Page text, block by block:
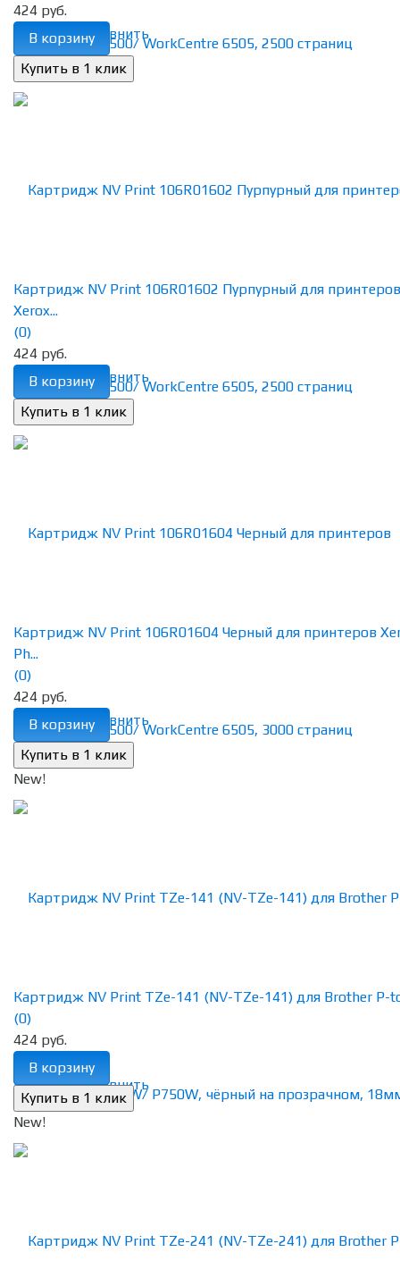
избранное сравнить
424 руб.
В корзину
избранное сравнить
Картридж NV Print 106R01602 Пурпурный для принтеров
Xerox...
(0)
424 руб.
В корзину
избранное сравнить
Картридж NV Print 106R01604 Черный для принтеров
Ph...
(0)
424 руб.
В корзину
New!
избранное сравнить
Картридж NV Print TZe-141 (NV-TZe-141) для Brother P-
(0)
424 руб.
В корзину
New!